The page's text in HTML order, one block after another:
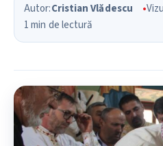
Autor:Cristian Vlădescu
1 min de lectură